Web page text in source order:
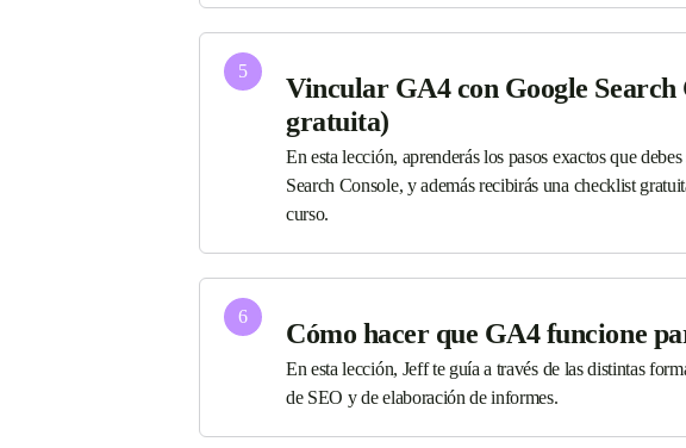
5
Vincular GA4 con Google Search
gratuita)
En esta lección, aprenderás los pasos exactos que
Search Console, y además recibirás una checklist
curso.
6
Cómo hacer que GA4 funcione
En esta lección, Jeff te guía a través de las distintas
de SEO y de elaboración de informes.